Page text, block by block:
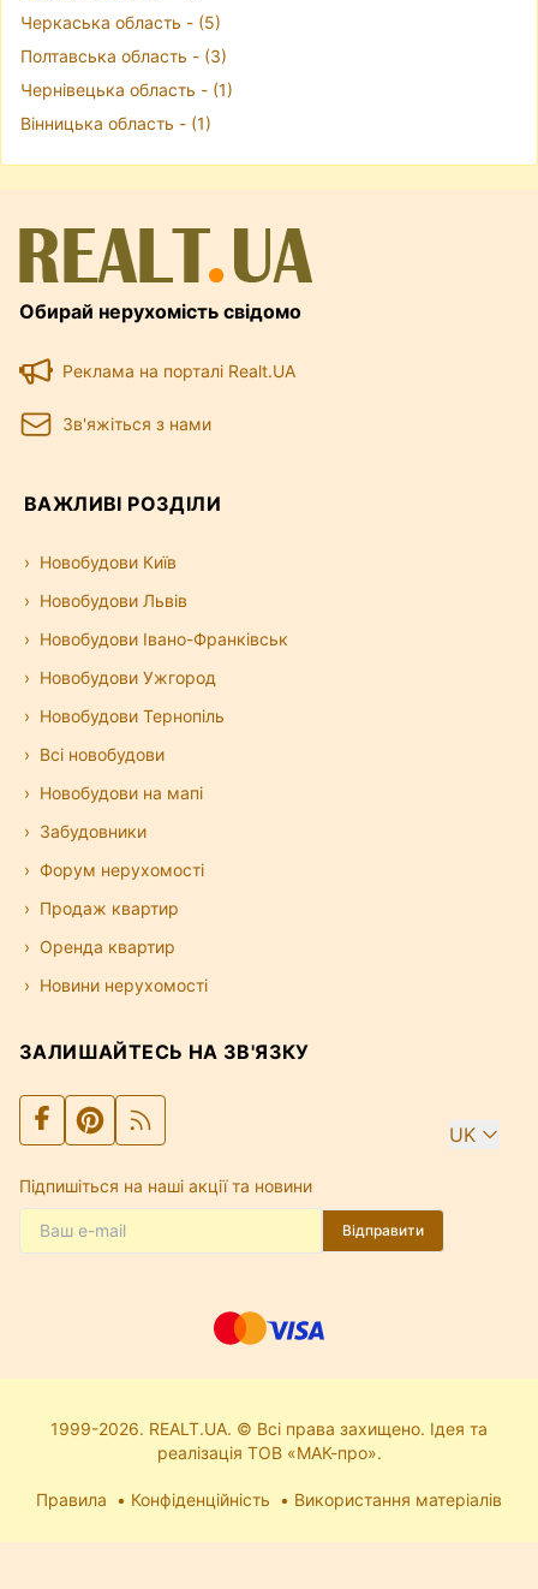
Черкаська область - (5)
Полтавська область - (3)
Чернівецька область - (1)
Вінницька область - (1)
Обирай нерухомість свідомо
Реклама на порталі Realt.UA
Зв'яжіться з нами
ВАЖЛИВІ РОЗДІЛИ
Новобудови Київ
Новобудови Львів
Новобудови Івано-Франківськ
Новобудови Ужгород
Новобудови Тернопіль
Всі новобудови
Новобудови на мапі
Забудовники
Форум нерухомості
Продаж квартир
Оренда квартир
Новини нерухомості
ЗАЛИШАЙТЕСЬ НА ЗВ'ЯЗКУ
UK
Підпишіться на наші акції та новини
Відправити
1999-2026. REALT.UA. © Всі права захищено. Ідея та
реалізація ТОВ «МАК-про».
Правила Конфіденційність Використання матеріалів